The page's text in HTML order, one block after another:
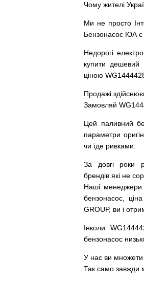
Чому жителі
Ми не просто
Бензонасос ЮА є
Недорогі
купити
дешевий
ціною
Продажі
Замовляй
Цей паливний
параметри
чи їде ривками
За довгі роки
брендів які не
Наші менеджери
бензонасос
ціна
GROUP, ви і
Інколи
бензонасос
У нас ви множети
Так само завжди